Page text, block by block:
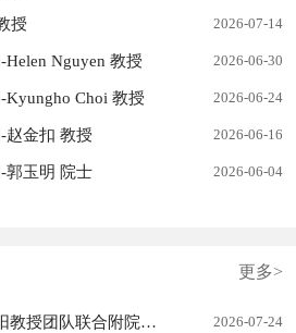
授 2026-07-14
Nguyen 教授 2026-06-30
Kyungho Choi 教授 2026-06-24
赵金扣 教授 2026-06-16
郭玉明 院士 2026-06-04
更多>
eClinicalMedicine｜张汝阳教授团队联合附院共同发... 2026-07-24